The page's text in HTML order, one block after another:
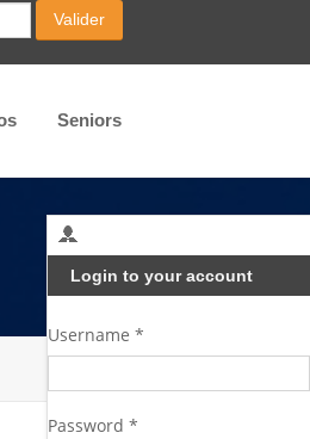
Valider
Seniors
Login to your account
Username *
Password *